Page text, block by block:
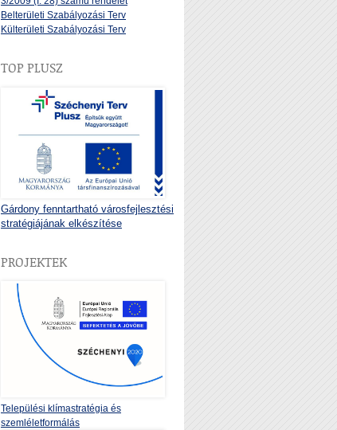
Belterületi Szabályozási Terv
Külterületi Szabályozási Terv
TOP PLUSZ
Gárdony fenntartható városfejlesztési
stratégiájának elkészítése
PROJEKTEK
Települési klímastratégia és
szemléletformálás